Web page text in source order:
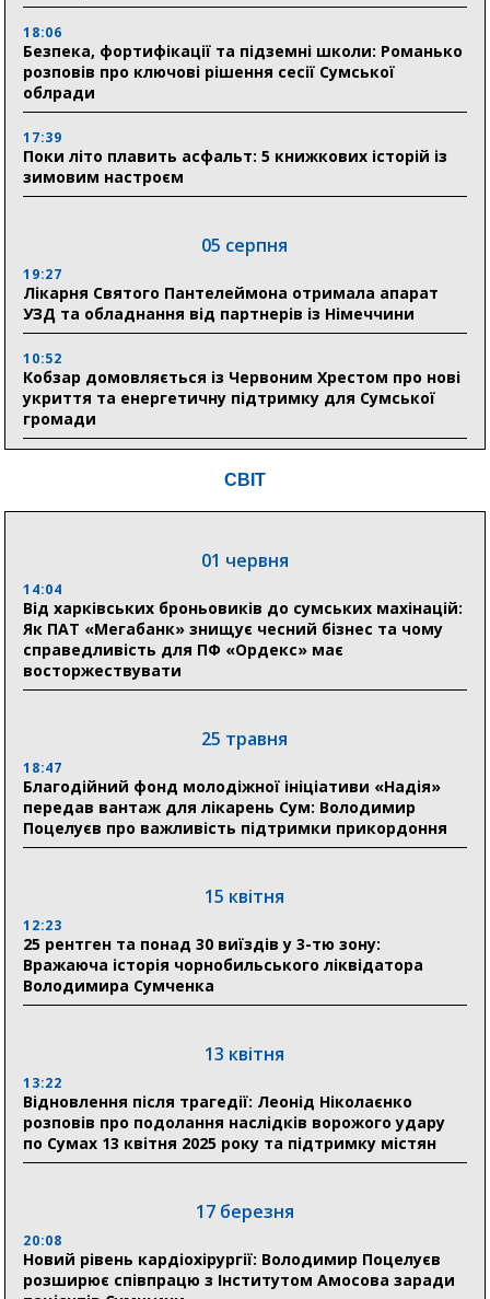
18:06
Безпека, фортифікації та підземні школи: Романько
розповів про ключові рішення сесії Сумської
облради
17:39
Поки літо плавить асфальт: 5 книжкових історій із
зимовим настроєм
05 серпня
19:27
Лікарня Святого Пантелеймона отримала апарат
УЗД та обладнання від партнерів із Німеччини
10:52
Кобзар домовляється із Червоним Хрестом про нові
укриття та енергетичну підтримку для Сумської
громади
Понад 8 мільйонів книжок згоріли. Як допомогти
04 серпня
20:41
Пенсійний фонд Сумщини спрямував 0,2 млрд грн
на пенсії, страхові виплати та підтримку
прифронтових громад
03 серпня
Романько розширює програму відпочинку дітей із
прифронтової Сумщини: перша група оздоровилася
в Австрії
відновлення житла майже на 6,6 млн грн
31 липня
17:52
«Укрексімбанк» припиняє виплату пенсій: у
Пенсійному фонді Сумщини пояснили, що робити
людям
Артем Кобзар вручив родинам 20 полеглих Героїв
відзнаки «Почесного громадянина міста Суми»
СВІТ
01 червня
14:04
Від харківських броньовиків до сумських махінацій:
Як ПАТ «Мегабанк» знищує чесний бізнес та чому
справедливість для ПФ «Ордекс» має
восторжествувати
25 травня
18:47
Благодійний фонд молодіжної ініціативи «Надія»
передав вантаж для лікарень Сум: Володимир
Поцелуєв про важливість підтримки прикордоння
15 квітня
12:23
25 рентген та понад 30 виїздів у 3-тю зону:
Вражаюча історія чорнобильського ліквідатора
Володимира Сумченка
13 квітня
13:22
Відновлення після трагедії: Леонід Ніколаєнко
розповів про подолання наслідків ворожого удару
по Сумах 13 квітня 2025 року та підтримку містян
17 березня
20:08
Новий рівень кардіохірургії: Володимир Поцелуєв
розширює співпрацю з Інститутом Амосова заради